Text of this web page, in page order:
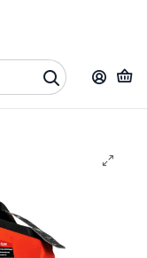
o retiro en
• 📞 +56 9 3730 2311
Generadores
"Inverter Pro 1500"